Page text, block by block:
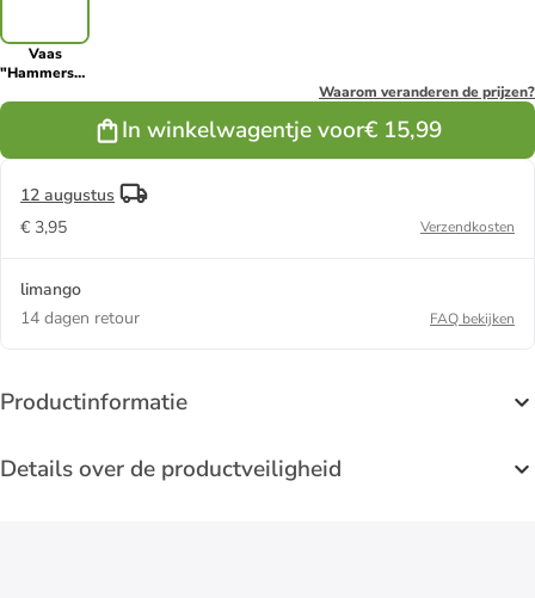
Vaas
"Hammershøi"
- (H)10,5 x Ø
Waarom veranderen de prijzen?
In winkelwagentje voor€ 15,99
12 augustus
€ 3,95
Verzendkosten
limango
14 dagen retour
FAQ bekijken
Productinformatie
Details over de productveiligheid